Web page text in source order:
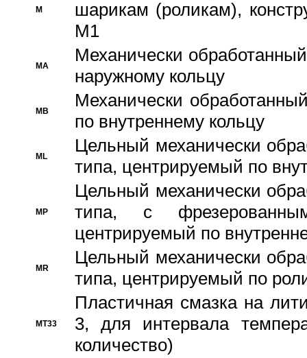
M
шарикам (роликам),
M1
MA
Механически
наружному кольцу
MB
Механически
по внутреннему кольцу
ML
Цельный механически
типа, центрируемый по
MP
Цельный механически
типа, с
центрируемый по
MR
Цельный механически
типа, центрируемый по
MT33
Пластичная смазка на
3, для интервала
количество)